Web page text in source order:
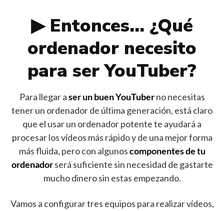
▶︎ Entonces… ¿Qué
ordenador necesito
para ser YouTuber?
Para llegar aser un buen YouTuberno necesitas
tener un ordenador de última generación, está claro
que el usar un ordenador potente te ayudará a
procesar los vídeos más rápido y de una mejor forma
más fluida, pero con algunoscomponentes de tu
ordenadorserá suficiente sin necesidad de gastarte
mucho dinero sin estas empezando.
Vamos a configurar tres equipos para realizar vídeos,